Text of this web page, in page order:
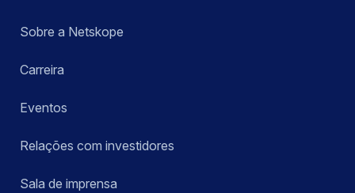
Sobre a Netskope
Carreira
Eventos
Relações com investidores
Sala de imprensa